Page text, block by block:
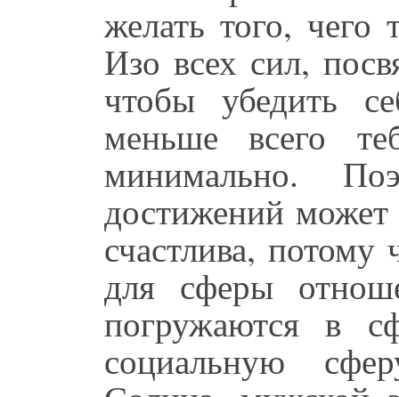
желать того,
Изо всех сил,
чтобы убедить
меньше всего
минимально.
достижений
счастлива, потому
для сферы
погружаются в
социальную